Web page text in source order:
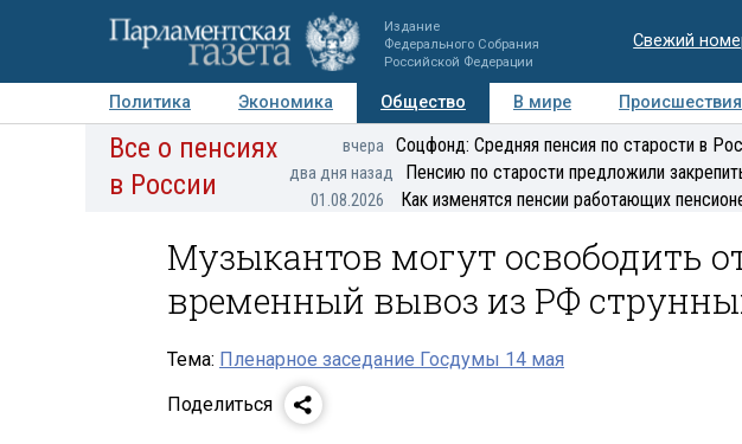
Издание
Федерального Собрания
Российской Федерации
Свежий
Политика Экономика Общество В мире Происшествия
Авторы Персоны Мнения Регионы Медиацентр
Все о пенсиях
в России
вчера Соцфонд: Средняя пенсия по старости в
два дня назад Пенсию по старости предложили
01.08.2026 Как изменятся пенсии работающих
Музыкантов могут освободить
временный вывоз из РФ
Тема: Пленарное заседание Госдумы 14 мая
Поделиться